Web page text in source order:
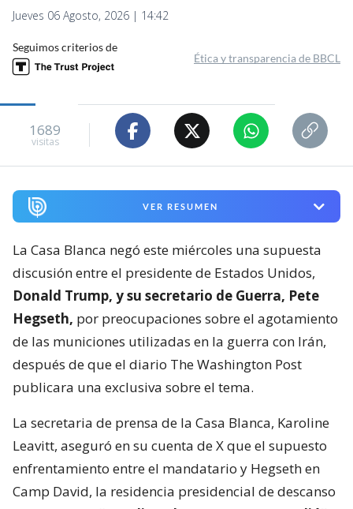
Jueves 06 Agosto, 2026 | 14:42
Seguimos criterios de
Ética y transparencia de BBCL
1689
visitas
VER RESUMEN
La Casa Blanca negó este miércoles una supuesta
discusión entre el presidente de Estados Unidos,
Donald Trump, y su secretario de Guerra, Pete
Hegseth, por preocupaciones sobre el agotamiento
de las municiones utilizadas en la guerra con Irán,
después de que el diario The Washington Post
publicara una exclusiva sobre el tema.
La secretaria de prensa de la Casa Blanca, Karoline
Leavitt, aseguró en su cuenta de X que el supuesto
enfrentamiento entre el mandatario y Hegseth en
Camp David, la residencia presidencial de descanso